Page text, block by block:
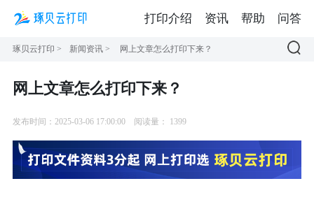
琢贝云打印 > 新闻资讯 > 网上文章怎么打印下来？
网上文章怎么打印下来？
发布时间：2025-03-06 17:00:00 阅读量： 1399
打印介绍 资讯 帮助 问答